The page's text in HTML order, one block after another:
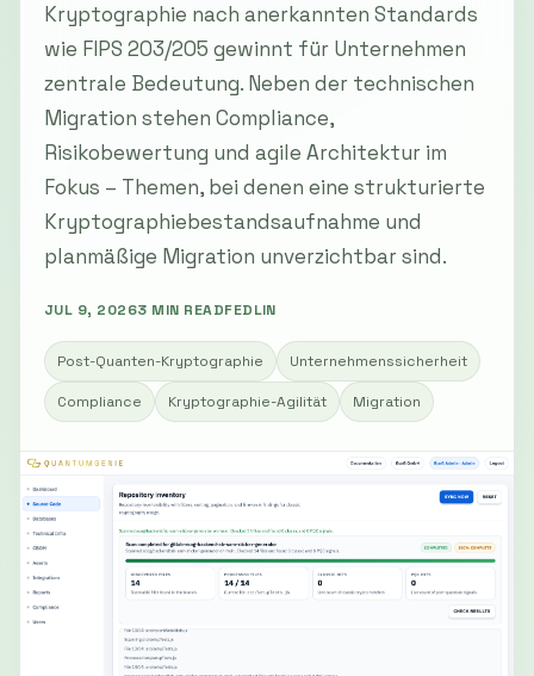
Kryptographie nach anerkannten Standards
wie FIPS 203/205 gewinnt für Unternehmen
zentrale Bedeutung. Neben der technischen
Migration stehen Compliance,
Risikobewertung und agile Architektur im
Fokus – Themen, bei denen eine strukturierte
Kryptographiebestandsaufnahme und
planmäßige Migration unverzichtbar sind.
JUL 9, 20263 MIN READFEDLIN
Post-Quanten-Kryptographie Unternehmenssicherheit
Compliance Kryptographie-Agilität Migration